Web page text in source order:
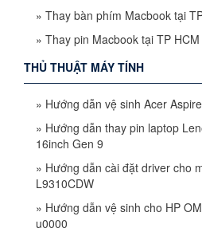
» Thay bàn phím Macbook tại
» Thay pin Macbook tại TP HCM
THỦ THUẬT MÁY TÍNH
» Hướng dẫn vệ sinh Acer
» Hướng dẫn thay pin laptop
16inch Gen 9
» Hướng dẫn cài đặt driver cho
L9310CDW
» Hướng dẫn vệ sinh cho HP
u0000